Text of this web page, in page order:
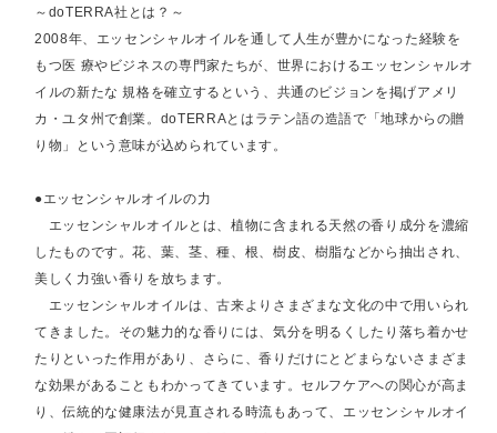
～doTERRA社とは？～
2008年、エッセンシャルオイルを通して人生が豊かになった経験を
もつ医 療やビジネスの専門家たちが、世界におけるエッセンシャルオ
イルの新たな 規格を確立するという、共通のビジョンを掲げアメリ
カ・ユタ州で創業。doTERRAとはラテン語の造語で「地球からの贈
り物」という意味が込められています。
●エッセンシャルオイルの力
エッセンシャルオイルとは、植物に含まれる天然の香り成分を濃縮
したものです。花、葉、茎、種、根、樹皮、樹脂などから抽出され、
美しく力強い香りを放ちます。
エッセンシャルオイルは、古来よりさまざまな文化の中で用いられ
てきました。その魅力的な香りには、気分を明るくしたり落ち着かせ
たりといった作用があり、さらに、香りだけにとどまらないさまざま
な効果があることもわかってきています。セルフケアへの関心が高ま
り、伝統的な健康法が見直される時流もあって、エッセンシャルオイ